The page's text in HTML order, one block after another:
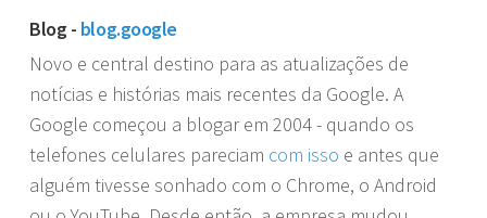
Blog - blog.google
Novo e central destino para as atualizações de
notícias e histórias mais recentes da Google. A
Google começou a blogar em 2004 - quando os
telefones celulares pareciam com isso e antes que
alguém tivesse sonhado com o Chrome, o Android